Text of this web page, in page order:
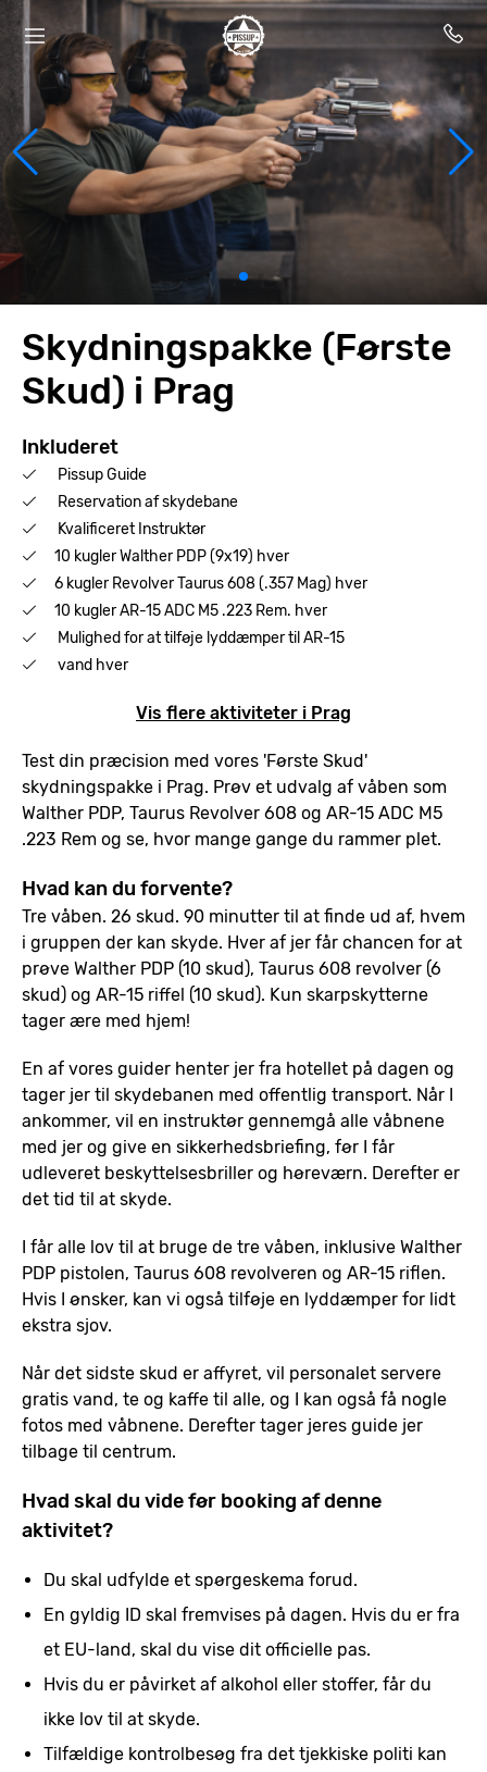
Skydningspakke (Første
Skud) i Prag
Inkluderet
Pissup Guide
Reservation af skydebane
Kvalificeret Instruktør
10 kugler Walther PDP (9x19) hver
6 kugler Revolver Taurus 608 (.357 Mag) hver
10 kugler AR-15 ADC M5 .223 Rem. hver
Mulighed for at tilføje lyddæmper til AR-15
vand hver
Vis flere aktiviteter i Prag
Test din præcision med vores 'Første Skud'
skydningspakke i Prag. Prøv et udvalg af våben som
Walther PDP, Taurus Revolver 608 og AR-15 ADC M5
.223 Rem og se, hvor mange gange du rammer plet.
Hvad kan du forvente?
Tre våben. 26 skud. 90 minutter til at finde ud af, hvem
i gruppen der kan skyde. Hver af jer får chancen for at
prøve Walther PDP (10 skud), Taurus 608 revolver (6
skud) og AR-15 riffel (10 skud). Kun skarpskytterne
tager ære med hjem!
En af vores guider henter jer fra hotellet på dagen og
tager jer til skydebanen med offentlig transport. Når I
ankommer, vil en instruktør gennemgå alle våbnene
med jer og give en sikkerhedsbriefing, før I får
udleveret beskyttelsesbriller og høreværn. Derefter er
det tid til at skyde.
I får alle lov til at bruge de tre våben, inklusive Walther
PDP pistolen, Taurus 608 revolveren og AR-15 riflen.
Hvis I ønsker, kan vi også tilføje en lyddæmper for lidt
ekstra sjov.
Når det sidste skud er affyret, vil personalet servere
gratis vand, te og kaffe til alle, og I kan også få nogle
fotos med våbnene. Derefter tager jeres guide jer
tilbage til centrum.
Hvad skal du vide før booking af denne
aktivitet?
Du skal udfylde et spørgeskema forud.
En gyldig ID skal fremvises på dagen. Hvis du er fra
et EU-land, skal du vise dit officielle pas.
Hvis du er påvirket af alkohol eller stoffer, får du
ikke lov til at skyde.
Tilfældige kontrolbesøg fra det tjekkiske politi kan